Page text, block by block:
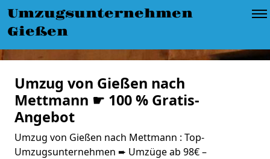
Umzugsunternehmen
Gießen
Umzug von Gießen nach
Mettmann ☛ 100 % Gratis-
Angebot
Umzug von Gießen nach Mettmann : Top-
Umzugsunternehmen ➨ Umzüge ab 98€ –